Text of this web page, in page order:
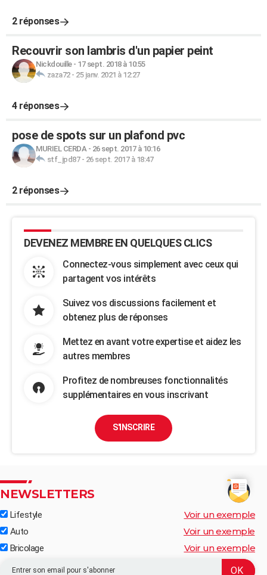
2 réponses
Recouvrir son lambris d'un papier peint
Nickdouille- 17 sept. 2018 à 10:55
zaza72- 25 janv. 2021 à 12:27
4 réponses
pose de spots sur un plafond pvc
MURIEL CERDA - 26 sept. 2017 à 10:16
stf_jpd87- 26 sept. 2017 à 18:47
2 réponses
DEVENEZ MEMBRE EN QUELQUES CLICS
Connectez-vous simplement avec ceux qui
partagent vos intérêts
Suivez vos discussions facilement et
obtenez plus de réponses
Mettez en avant votre expertise et aidez les
autres membres
Profitez de nombreuses fonctionnalités
supplémentaires en vous inscrivant
S'INSCRIRE
NEWSLETTERS
Lifestyle Voir un exemple
Auto Voir un exemple
Bricolage Voir un exemple